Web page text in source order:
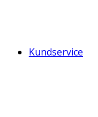
Kundservice